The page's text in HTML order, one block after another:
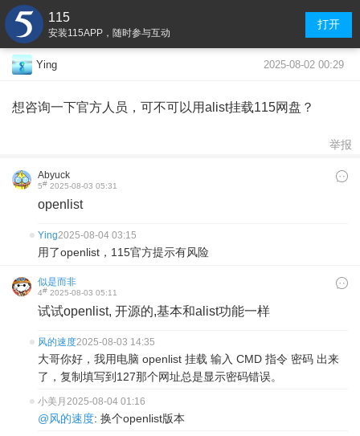
115
安装115APP，随时参与互动
打开
Ying 2025-08-02 00:29
想咨询一下官方人员，可不可以用alist挂载115网盘？
举报
Abyuck
5# 2025-08-03 05:31
openlist
Ying2025-08-04 03:15
用了openlist，115官方提示有风险
似是而非
4# 2025-08-03 05:11
试试openlist, 开源的,基本和alist功能一样
风的速度2025-08-03 14:35
大哥你好，我用电脑 openlist 挂载 输入 CMD 指令 密码 出来
了，复制填写到127那个网址总是显示密码错误。
小美月 2025-08-04 01:16
@风的速度: 换个openlist版本